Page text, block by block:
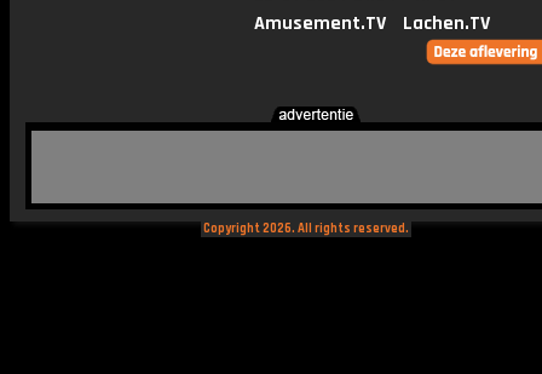
Amusement.TV
Lachen.TV
Copyright 2026. All rights reserved.